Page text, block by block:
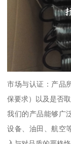
市场与认证：产品
保要求）以及是否
我们的产品能够广
设备、油田、航空